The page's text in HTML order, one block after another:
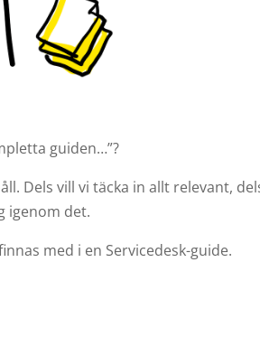
guiden…”?
Dels vill vi täcka in allt relevant,
igenom det.
med i en Servicedesk-guide.